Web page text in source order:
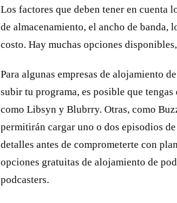
Los factores que deben tener en cuenta
de almacenamiento, el ancho de banda,
costo. Hay muchas opciones
Para algunas empresas de alojamiento
subir tu programa, es posible que
como Libsyn y Blubrry. Otras, como
permitirán cargar uno o dos episodios
detalles antes de comprometerte con
opciones gratuitas de alojamiento de
podcasters.